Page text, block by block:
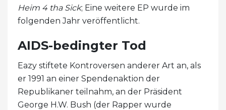
Heim 4 tha Sick; Eine weitere EP wurde im
folgenden Jahr veröffentlicht.
AIDS-bedingter Tod
Eazy stiftete Kontroversen anderer Art an, als
er 1991 an einer Spendenaktion der
Republikaner teilnahm, an der Präsident
George H.W. Bush (der Rapper wurde